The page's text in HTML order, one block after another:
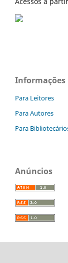
Informações
Para Leitores
Para Autores
Para
Anúncios